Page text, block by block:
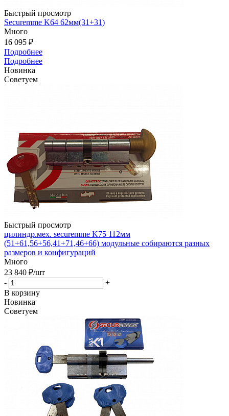
Быстрый просмотр
Securemme K64 62мм(31+31)
Много
16 095 ₽
Подробнее
Подробнее
Новинка
Советуем
Быстрый просмотр
цилиндр.мех. securemme K75 112мм
(51+61,56+56,41+71,46+66) модульные собираются разных
размеров и конфигураций
Много
23 840 ₽/шт
-
+
В корзину
Новинка
Советуем